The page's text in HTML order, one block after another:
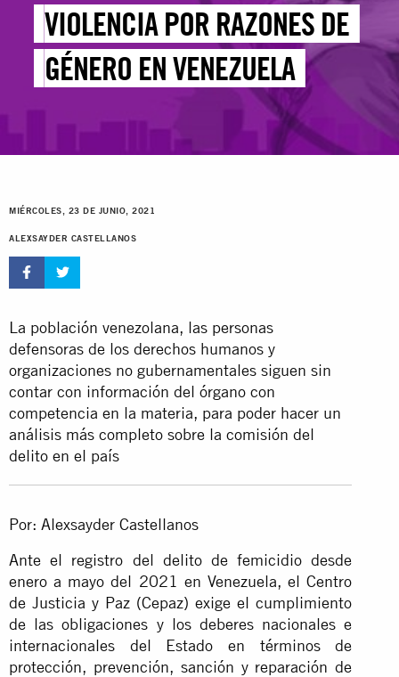
VIOLENCIA POR RAZONES DE
GÉNERO EN VENEZUELA
MIÉRCOLES, 23 DE JUNIO, 2021
ALEXSAYDER CASTELLANOS
La población venezolana, las personas
defensoras de los derechos humanos y
organizaciones no gubernamentales siguen sin
contar con información del órgano con
competencia en la materia, para poder hacer un
análisis más completo sobre la comisión del
delito en el país
Por: Alexsayder Castellanos
Ante el registro del delito de femicidio desde
enero a mayo del 2021 en Venezuela, el Centro
de Justicia y Paz (Cepaz) exige el cumplimiento
de las obligaciones y los deberes nacionales e
internacionales del Estado en términos de
protección, prevención, sanción y reparación de